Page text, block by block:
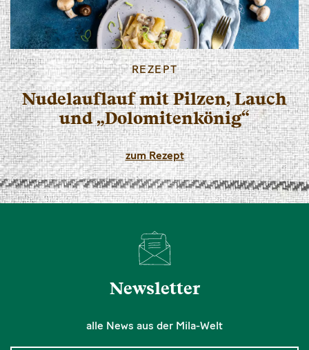
REZEPT
Nudelauflauf mit Pilzen, Lauch
und „Dolomitenkönig“
zum Rezept
Newsletter
alle News aus der Mila-Welt